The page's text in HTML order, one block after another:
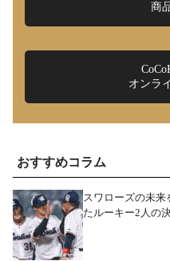
商
オンラ
おすすめコラム
スワローズの未
たルーキー2人の